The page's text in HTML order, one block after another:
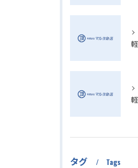
タグ Tags